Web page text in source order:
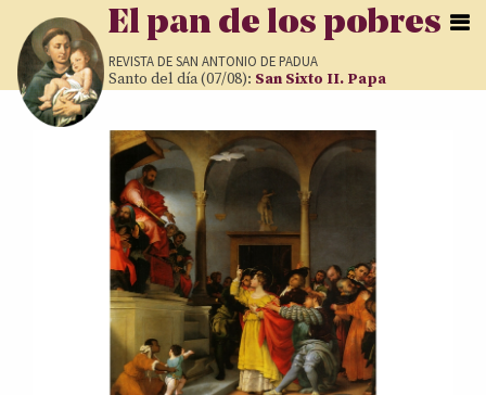
Pasar al contenido principal
El pan de los pobres
REVISTA DESAN ANTONIO DE PADUA
Santo del día (07/08): San Sixto II. Papa